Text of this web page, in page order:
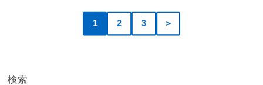
1 2 3 ＞
検索